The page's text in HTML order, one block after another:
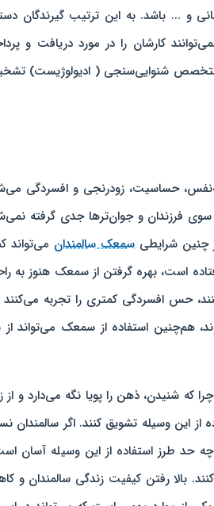
و ... باشد. به این ترتیب گیرندگان
کارشان را در مورد دریافت و
متخصص شنوایی‌سنجی ( ادیولوژیست)
حساسیت، زودرنجی و افسردگی
سوی فرزندان و جوان‌ترها جدی گرفته
چنین شرایطی سمعک سالمندان می‌تواند
است، بهره گرفتن از سمعک هنوز به
حس افسردگی کمتری را تجربه می‌کنند
هم‌چنین استفاده از سمعک می‌تواند از
که شنیدن، ذهن را پویا نگه‌ می‌دارد و از
از این وسیله تشویق کنند. اگر سالمندان
حد طرز استفاده از این وسیله آسان
بالا رفتن کیفیت زندگی سالمندان و